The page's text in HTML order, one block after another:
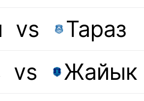
vs
Тараз
vs
Жайык